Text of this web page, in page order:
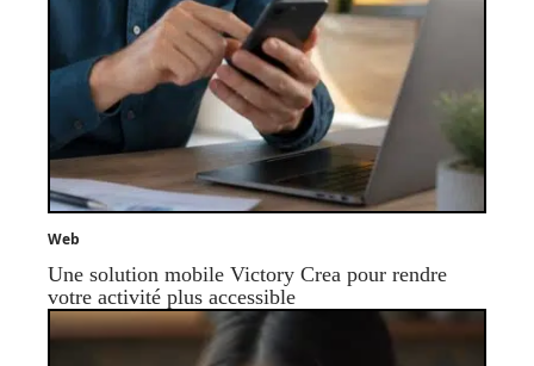
Web
Une solution mobile Victory Crea pour rendre
votre activité plus accessible